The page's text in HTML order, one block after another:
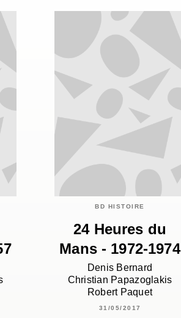
BD HISTOIRE
24 Heures du
Mans - 1972-1974
Denis Bernard
Christian Papazoglakis
Robert Paquet
31/05/2017